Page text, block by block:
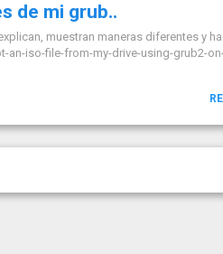
de mi grub..
muestran maneras diferentes y
iso-file-from-my-drive-using-grub2-